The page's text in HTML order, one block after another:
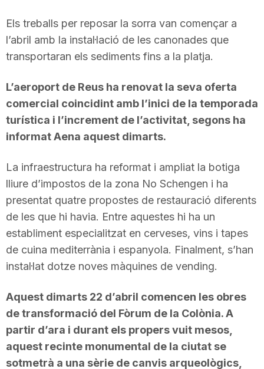
Els treballs per reposar la sorra van començar a
l’abril amb la instal·lació de les canonades que
transportaran els sediments fins a la platja.
L’aeroport de Reus ha renovat la seva oferta
comercial coincidint amb l’inici de la temporada
turística i l’increment de l’activitat, segons ha
informat Aena aquest dimarts.
La infraestructura ha reformat i ampliat la botiga
lliure d’impostos de la zona No Schengen i ha
presentat quatre propostes de restauració diferents
de les que hi havia. Entre aquestes hi ha un
establiment especialitzat en cerveses, vins i tapes
de cuina mediterrània i espanyola. Finalment, s’han
instal·lat dotze noves màquines de vending.
Aquest dimarts 22 d’abril comencen les obres
de transformació del Fòrum de la Colònia. A
partir d’ara i durant els propers vuit mesos,
aquest recinte monumental de la ciutat se
sotmetrà a una sèrie de canvis arqueològics,